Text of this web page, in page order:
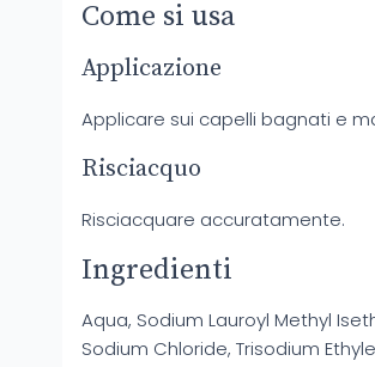
Come si usa
Applicazione
Applicare sui capelli bagnati e
Risciacquo
Risciacquare accuratamente.
Ingredienti
Aqua, Sodium Lauroyl Methyl
Sodium Chloride, Trisodium